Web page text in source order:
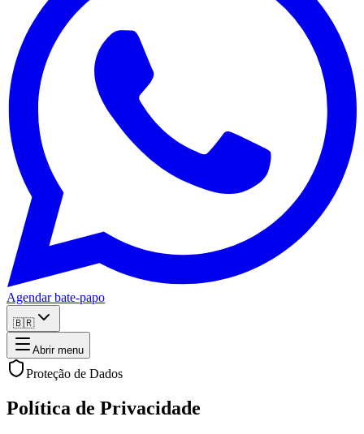
Agendar bate-papo
🇧🇷
Abrir menu
Proteção de Dados
Política de Privacidade